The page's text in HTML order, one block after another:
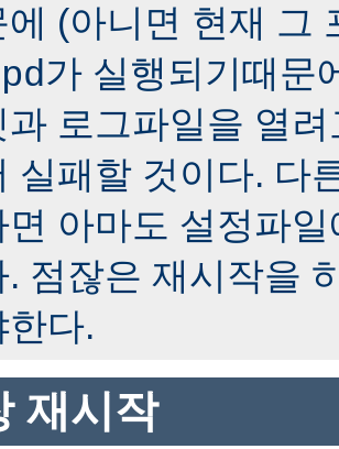
에 (아니면 현재 그
가 실행되기때문
과 로그파일을 열
실패할 것이다. 다
면 아마도 설정파
. 점잖은 재시작을
한다.
재시작